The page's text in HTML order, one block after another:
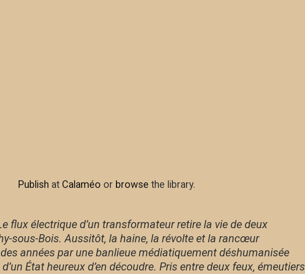
Publish at Calaméo or browse the library.
flux électrique d’un transformateur retire la vie de deux
sous-Bois. Aussitôt, la haine, la révolte et la rancœur
années par une banlieue médiatiquement déshumanisée
État heureux d’en découdre. Pris entre deux feux, émeutiers